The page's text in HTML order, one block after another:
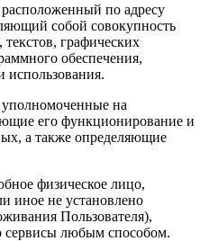
по адресу
собой совокупность
графических
обеспечения,
использования.
на
его функционирование и
а также определяющие
физическое лицо,
иное не установлено
Пользователя),
сервисы любым способом.